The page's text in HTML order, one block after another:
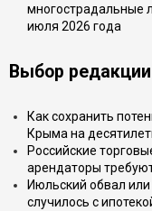
многострадальные
июля 2026 года
Выбор редакции
Как сохранить
Крыма на
Российские
арендаторы
Июльский обвал или
случилось с